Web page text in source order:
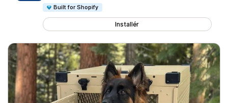
Built for Shopify
Installér